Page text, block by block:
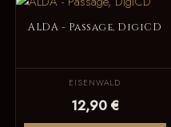
ALDA - Passage, DigiCD
EISENWALD
12,90 €